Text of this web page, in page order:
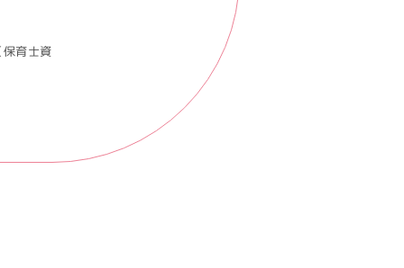
保育士資